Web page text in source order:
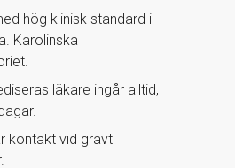
hög klinisk standard i
Karolinska
läkare ingår alltid,
kontakt vid gravt